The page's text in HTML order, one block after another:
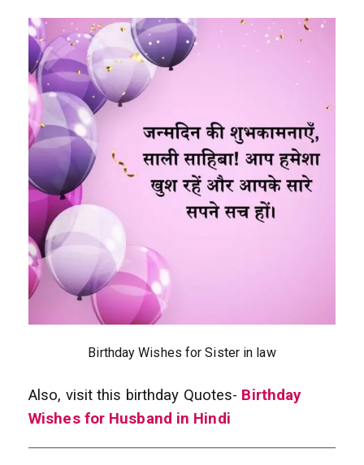
Birthday Wishes for Sister in law
Also, visit this birthday Quotes- Birthday
Wishes for Husband in Hindi